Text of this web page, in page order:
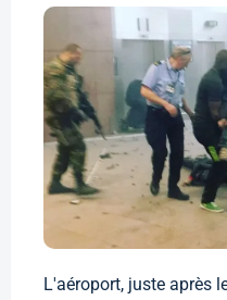
L'aéroport, juste après